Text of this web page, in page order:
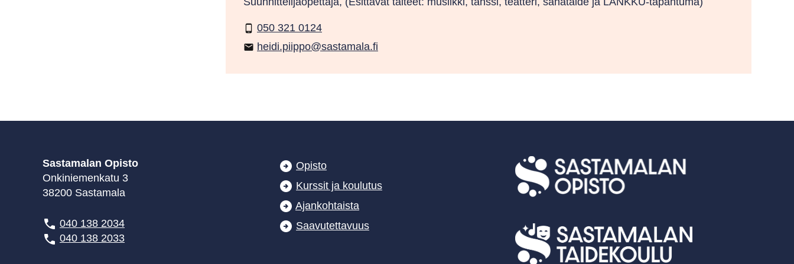
phone_android 050 321 0124
email heidi.piippo@sastamala.fi
Sastamalan Opisto
Onkiniemenkatu 3
38200 Sastamala
040 138 2034
040 138 2033
Opisto
Kurssit ja koulutus
Ajankohtaista
Saavutettavuus